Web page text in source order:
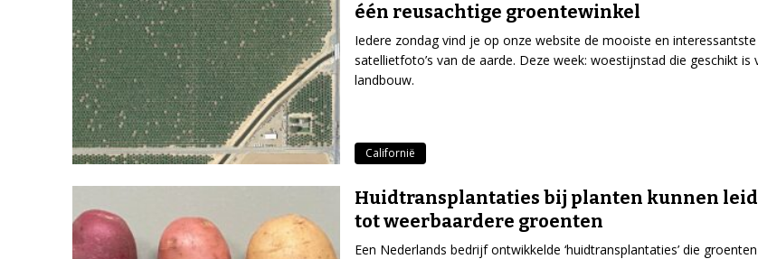
één reusachtige groentewinkel
Iedere zondag vind je op onze website de mooiste en interessantste
satellietfoto’s van de aarde. Deze week: woestijnstad die geschikt is
landbouw.
Californië
Huidtransplantaties bij planten kunnen
tot weerbaardere groenten
Een Nederlands bedrijf ontwikkelde ‘huidtransplantaties’ die groenten